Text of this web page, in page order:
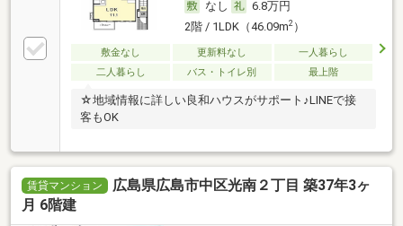
なし
6.8万円
2階 / 1LDK（46.09m2）
敷金なし 更新料なし
一人暮らし
二人暮らし
バス・トイレ別 最上階
☆地域情報に詳しい良和ハウスがサポート♪LINEで接
客もOK
賃貸マンション
広島県広島市中区光南２丁目 築37年3ヶ
月 6階建